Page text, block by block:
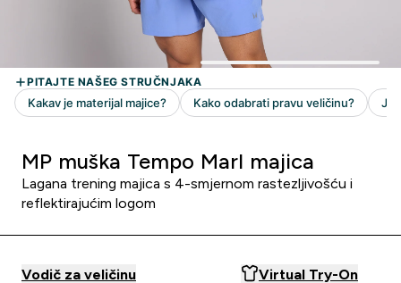
MP muška Tempo Marl majica
Lagana trening majica s 4-smjernom rastezljivošću i
reflektirajućim logom
Vodič za veličinu Virtual Try-On